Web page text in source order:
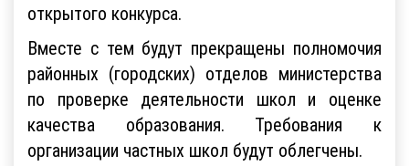
открытого конкурса.
Вместе с тем будут прекращены полномочия
районных (городских) отделов министерства
по проверке деятельности школ и оценке
качества образования. Требования к
организации частных школ будут облегчены.